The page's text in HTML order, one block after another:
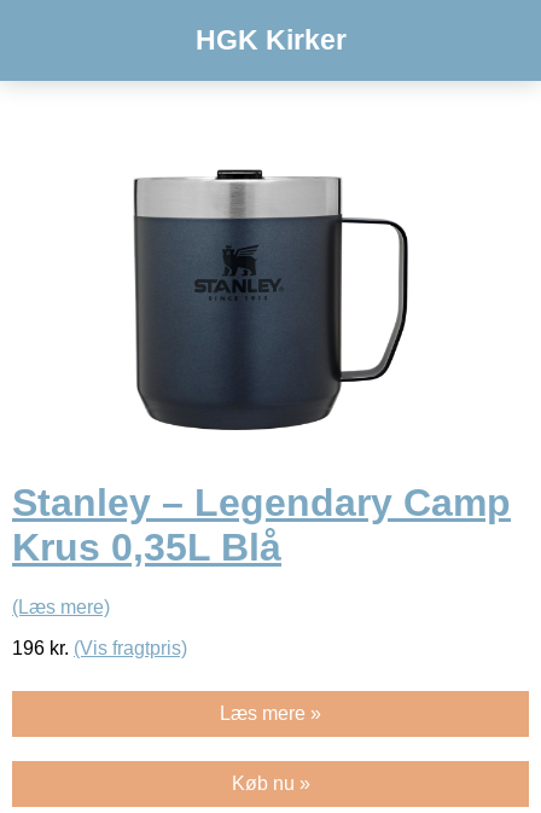
HGK Kirker
Stanley – Legendary Camp
Krus 0,35L Blå
(Læs mere)
196 kr. (Vis fragtpris)
Læs mere »
Køb nu »